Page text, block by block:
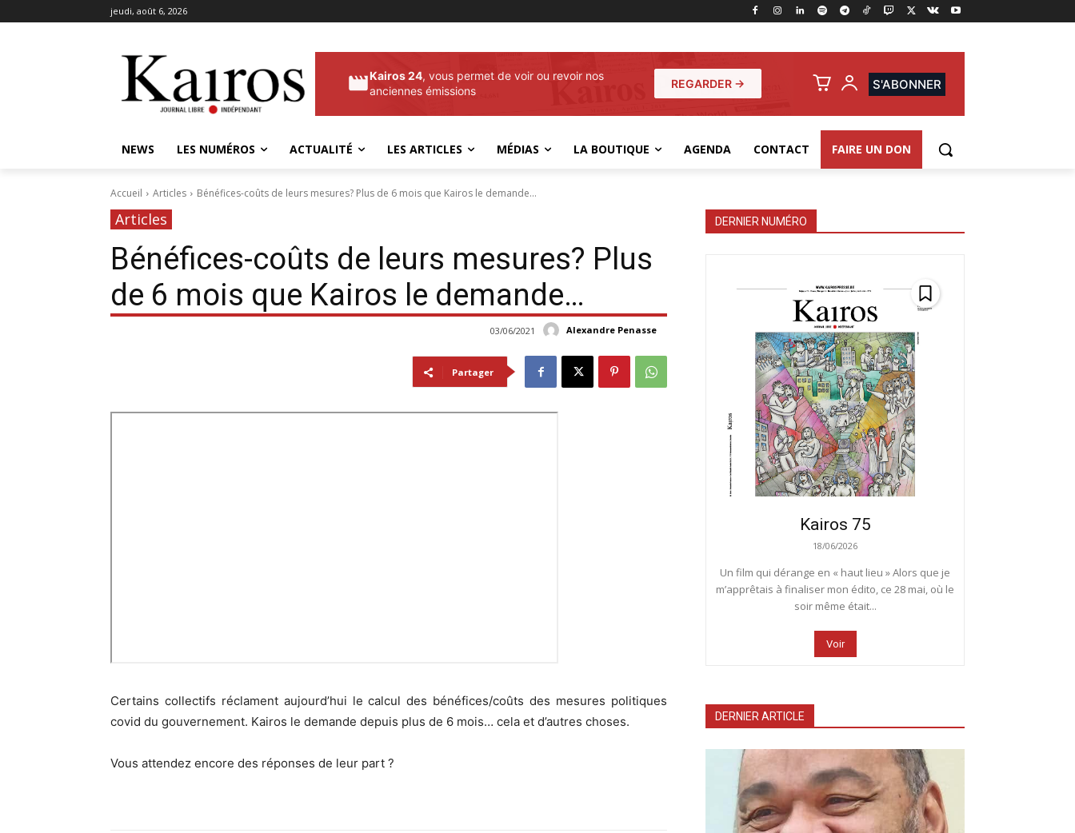
jeudi, août 6, 2026
Kairos 24, vous permet de voir ou revoir nos
anciennes émissions
REGARDER → S'ABONNER
NEWS LES NUMÉROS ACTUALITÉ LES ARTICLES MÉDIAS LA BOUTIQUE AGENDA CONTACT FAIRE UN DON
Accueil Articles Bénéfices-coûts de leurs mesures? Plus de 6 mois que Kairos le demande...
Articles
Bénéfices-coûts de leurs mesures? Plus
de 6 mois que Kairos le demande…
Alexandre Penasse
03/06/2021
Partager
Certains collectifs réclament aujourd’hui le calcul des bénéfices/coûts des mesures politiques
covid du gouvernement. Kairos le demande depuis plus de 6 mois… cela et d’autres choses.
Vous attendez encore des réponses de leur part ?
DERNIER NUMÉRO
Kairos 75
18/06/2026
Un film qui dérange en « haut lieu » Alors que je
m’apprêtais à finaliser mon édito, ce 28 mai, où le
soir même était...
Voir
DERNIER ARTICLE